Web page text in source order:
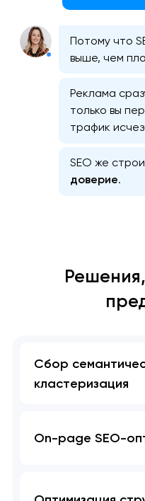
Потому что
выше, чем
Реклама
только вы
трафик
SEO же
доверие.
Сбор
кластеризация
On-page SEO-